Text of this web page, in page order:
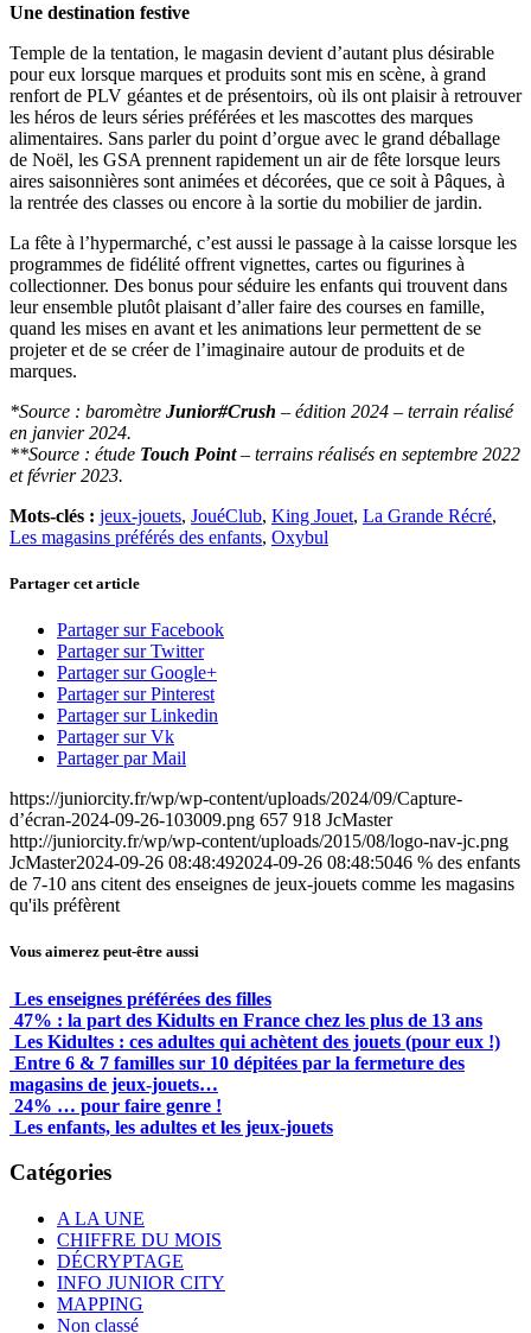
Une destination festive
Temple de la tentation, le magasin devient d’autant plus désirable
pour eux lorsque marques et produits sont mis en scène, à grand
renfort de PLV géantes et de présentoirs, où ils ont plaisir à retrouver
les héros de leurs séries préférées et les mascottes des marques
alimentaires. Sans parler du point d’orgue avec le grand déballage
de Noël, les GSA prennent rapidement un air de fête lorsque leurs
aires saisonnières sont animées et décorées, que ce soit à Pâques, à
la rentrée des classes ou encore à la sortie du mobilier de jardin.
La fête à l’hypermarché, c’est aussi le passage à la caisse lorsque les
programmes de fidélité offrent vignettes, cartes ou figurines à
collectionner. Des bonus pour séduire les enfants qui trouvent dans
leur ensemble plutôt plaisant d’aller faire des courses en famille,
quand les mises en avant et les animations leur permettent de se
projeter et de se créer de l’imaginaire autour de produits et de
marques.
*Source : baromètre Junior#Crush – édition 2024 – terrain réalisé
en janvier 2024.
**Source : étude Touch Point– terrains réalisés en septembre 2022
et février 2023.
Mots-clés : jeux-jouets, JouéClub, King Jouet, La Grande Récré,
Les magasins préférés des enfants, Oxybul
Partager cet article
Partager sur Facebook
Partager sur Twitter
Partager sur Google+
Partager sur Pinterest
Partager sur Linkedin
Partager sur Vk
Partager par Mail
https://juniorcity.fr/wp/wp-content/uploads/2024/09/Capture-
d’écran-2024-09-26-103009.png 657 918 JcMaster
http://juniorcity.fr/wp/wp-content/uploads/2015/08/logo-nav-jc.png
JcMaster2024-09-26 08:48:492024-09-26 08:48:5046 % des enfants
de 7-10 ans citent des enseignes de jeux-jouets comme les magasins
qu'ils préfèrent
Vous aimerez peut-être aussi
Les enseignes préférées des filles
47% : la part des Kidults en France chez les plus de 13 ans
Les Kidultes : ces adultes qui achètent des jouets (pour eux !)
Entre 6 & 7 familles sur 10 dépitées par la fermeture des
magasins de jeux-jouets…
24% … pour faire genre !
Les enfants, les adultes et les jeux-jouets
Catégories
A LA UNE
CHIFFRE DU MOIS
DÉCRYPTAGE
INFO JUNIOR CITY
MAPPING
Non classé